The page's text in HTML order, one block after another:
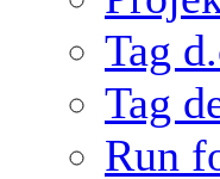
Tag
Tag
Run